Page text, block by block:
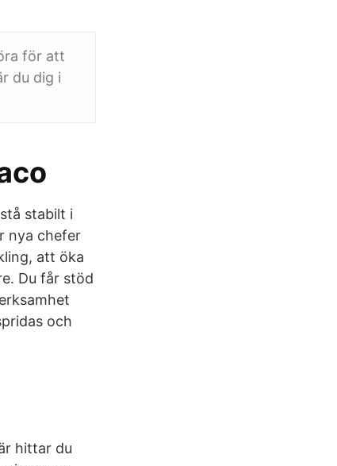
för att
du dig i
stabilt i
nya chefer
att öka
Du får stöd
och
hittar du